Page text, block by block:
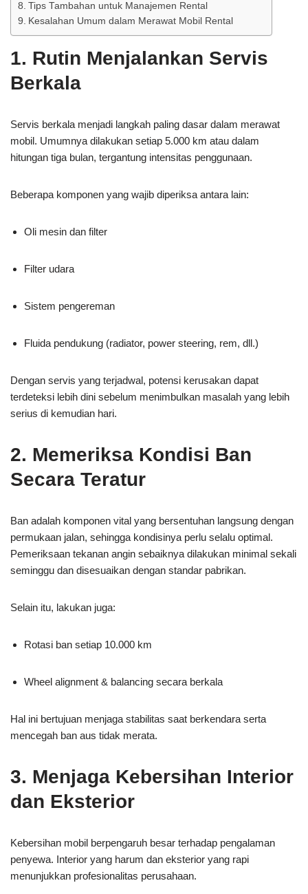
Tips Tambahan untuk Manajemen Rental
Kesalahan Umum dalam Merawat Mobil Rental
1. Rutin Menjalankan Servis
Berkala
Servis berkala menjadi langkah paling dasar dalam merawat
mobil. Umumnya dilakukan setiap 5.000 km atau dalam
hitungan tiga bulan, tergantung intensitas penggunaan.
Beberapa komponen yang wajib diperiksa antara lain:
Oli mesin dan filter
Filter udara
Sistem pengereman
Fluida pendukung (radiator, power steering, rem, dll.)
Dengan servis yang terjadwal, potensi kerusakan dapat
terdeteksi lebih dini sebelum menimbulkan masalah yang lebih
serius di kemudian hari.
2. Memeriksa Kondisi Ban
Secara Teratur
Ban adalah komponen vital yang bersentuhan langsung dengan
permukaan jalan, sehingga kondisinya perlu selalu optimal.
Pemeriksaan tekanan angin sebaiknya dilakukan minimal sekali
seminggu dan disesuaikan dengan standar pabrikan.
Selain itu, lakukan juga:
Rotasi ban setiap 10.000 km
Wheel alignment & balancing secara berkala
Hal ini bertujuan menjaga stabilitas saat berkendara serta
mencegah ban aus tidak merata.
3. Menjaga Kebersihan Interior
dan Eksterior
Kebersihan mobil berpengaruh besar terhadap pengalaman
penyewa. Interior yang harum dan eksterior yang rapi
menunjukkan profesionalitas perusahaan.